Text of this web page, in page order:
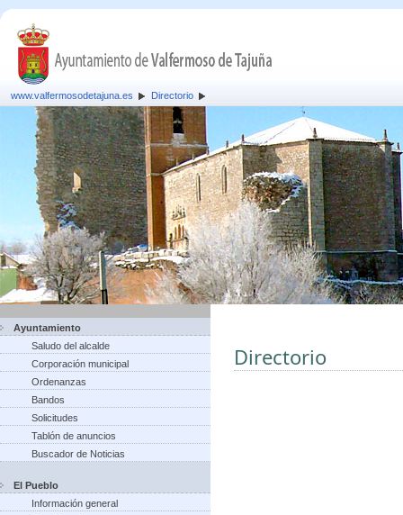
www.valfermosodetajuna.es Directorio
Ayuntamiento
Saludo del alcalde
Corporación municipal
Ordenanzas
Bandos
Solicitudes
Tablón de anuncios
Buscador de Noticias
El Pueblo
Información general
Directorio